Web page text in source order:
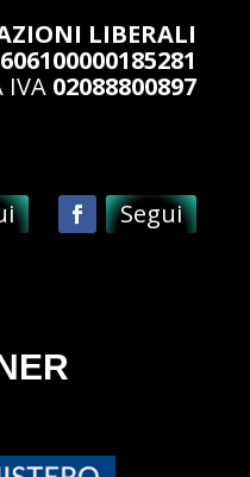
LIBERALI
IVA 02088800897
Segui